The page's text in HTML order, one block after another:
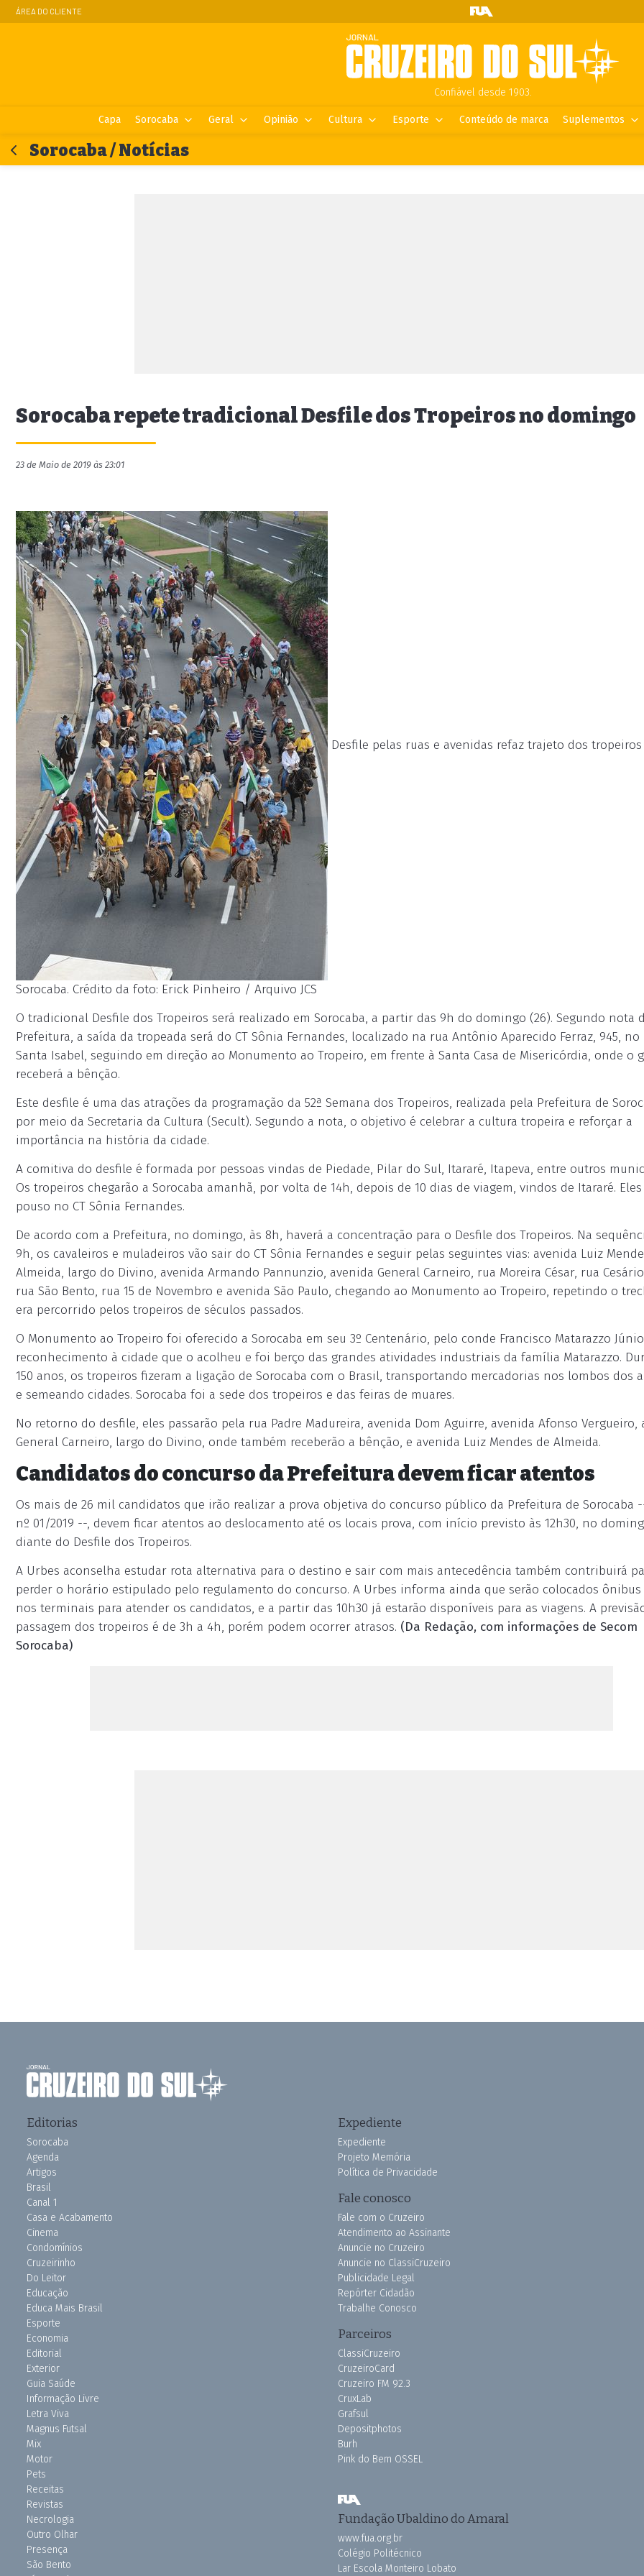
ÁREA DO CLIENTE
Confiável desde 1903.
Capa Sorocaba Geral Opinião Cultura Esporte Conteúdo de marca Suplementos
Sorocaba / Notícias
Sorocaba repete tradicional Desfile dos Tropeiros no domingo
23 de Maio de 2019 às 23:01
Desfile pelas ruas e avenidas refaz trajeto dos
Sorocaba. Crédito da foto: Erick Pinheiro / Arquivo JCS
O tradicional Desfile dos Tropeiros será realizado em Sorocaba, a partir das 9h do domingo (26). Segundo nota
Prefeitura, a saída da tropeada será do CT Sônia Fernandes, localizado na rua Antônio Aparecido Ferraz, 945, no
Santa Isabel, seguindo em direção ao Monumento ao Tropeiro, em frente à Santa Casa de Misericórdia, onde o
receberá a bênção.
Este desfile é uma das atrações da programação da 52ª Semana dos Tropeiros, realizada pela Prefeitura de
por meio da Secretaria da Cultura (Secult). Segundo a nota, o objetivo é celebrar a cultura tropeira e reforçar a
importância na história da cidade.
A comitiva do desfile é formada por pessoas vindas de Piedade, Pilar do Sul, Itararé, Itapeva, entre outros
Os tropeiros chegarão a Sorocaba amanhã, por volta de 14h, depois de 10 dias de viagem, vindos de Itararé.
pouso no CT Sônia Fernandes.
De acordo com a Prefeitura, no domingo, às 8h, haverá a concentração para o Desfile dos Tropeiros. Na
9h, os cavaleiros e muladeiros vão sair do CT Sônia Fernandes e seguir pelas seguintes vias: avenida Luiz
Almeida, largo do Divino, avenida Armando Pannunzio, avenida General Carneiro, rua Moreira César, rua
rua São Bento, rua 15 de Novembro e avenida São Paulo, chegando ao Monumento ao Tropeiro, repetindo o
era percorrido pelos tropeiros de séculos passados.
O Monumento ao Tropeiro foi oferecido a Sorocaba em seu 3º Centenário, pelo conde Francisco Matarazzo
reconhecimento à cidade que o acolheu e foi berço das grandes atividades industriais da família Matarazzo.
150 anos, os tropeiros fizeram a ligação de Sorocaba com o Brasil, transportando mercadorias nos lombos dos
e semeando cidades. Sorocaba foi a sede dos tropeiros e das feiras de muares.
No retorno do desfile, eles passarão pela rua Padre Madureira, avenida Dom Aguirre, avenida Afonso Vergueiro,
General Carneiro, largo do Divino, onde também receberão a bênção, e avenida Luiz Mendes de Almeida.
Candidatos do concurso da Prefeitura devem ficar atentos
Os mais de 26 mil candidatos que irão realizar a prova objetiva do concurso público da Prefeitura de Sorocaba
nº 01/2019 --, devem ficar atentos ao deslocamento até os locais prova, com início previsto às 12h30, no
diante do Desfile dos Tropeiros.
A Urbes aconselha estudar rota alternativa para o destino e sair com mais antecedência também contribuirá
perder o horário estipulado pelo regulamento do concurso. A Urbes informa ainda que serão colocados ônibus
nos terminais para atender os candidatos, e a partir das 10h30 já estarão disponíveis para as viagens. A
passagem dos tropeiros é de 3h a 4h, porém podem ocorrer atrasos. (Da Redação, com informações de Secom
Sorocaba)
Editorias
Sorocaba
Agenda
Artigos
Brasil
Canal 1
Casa e Acabamento
Cinema
Condomínios
Cruzeirinho
Do Leitor
Educação
Educa Mais Brasil
Esporte
Economia
Editorial
Exterior
Guia Saúde
Informação Livre
Letra Viva
Magnus Futsal
Mix
Motor
Pets
Receitas
Revistas
Necrologia
Outro Olhar
Presença
São Bento
Expediente
Expediente
Projeto Memória
Política de Privacidade
Fale conosco
Fale com o Cruzeiro
Atendimento ao Assinante
Anuncie no Cruzeiro
Anuncie no ClassiCruzeiro
Publicidade Legal
Repórter Cidadão
Trabalhe Conosco
Parceiros
ClassiCruzeiro
CruzeiroCard
Cruzeiro FM 92.3
CruxLab
Grafsul
Depositphotos
Burh
Pink do Bem OSSEL
Fundação Ubaldino do Amaral
www.fua.org.br
Colégio Politécnico
Lar Escola Monteiro Lobato